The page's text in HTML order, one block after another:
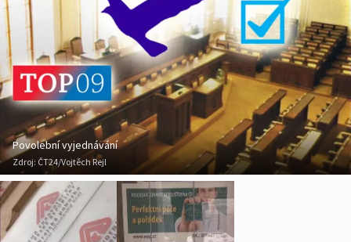
Povolební vyjednávání
Zdroj: ČT24/Vojtěch Rejl